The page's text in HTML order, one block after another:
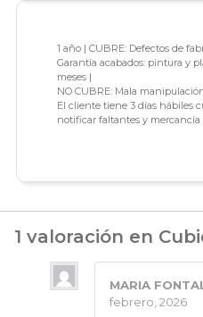
1 año | CUBRE: Defectos de
Garantía acabados: pintura y
meses |
NO CUBRE: Mala
El cliente tiene 3 días hábiles
notificar faltantes y mercancía
1 valoración en
MARIA
febrero, 2026